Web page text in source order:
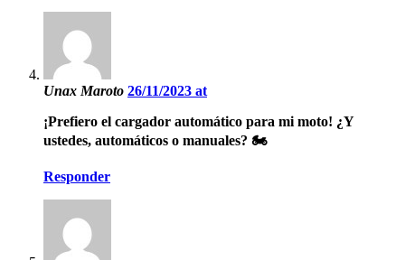
Unax Maroto 26/11/2023 at
¡Prefiero el cargador automático para mi moto! ¿Y
ustedes, automáticos o manuales? 🏍️
Responder